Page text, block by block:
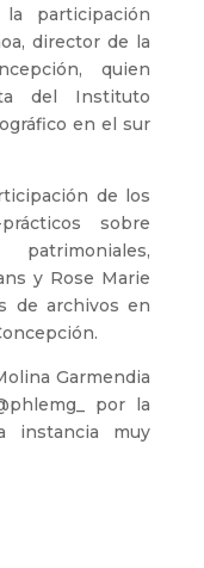
participación
director de la
quien
del Instituto
en el sur
de los
sobre
y Rose Marie
de archivos en
Garmendia
por la
instancia muy